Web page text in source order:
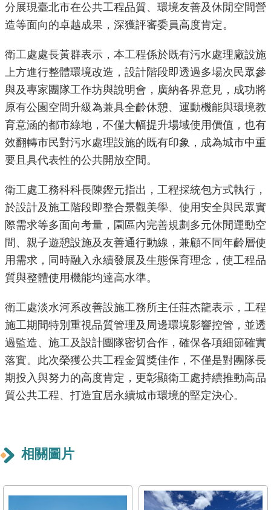
政
資
訊
公
開
重
點
業
廉
政
園
地
民
務
網
站
導
首
分展現臺北市在公共工程品質、環境友善及休閒空間營
造等面向的卓越成果，深獲評審委員高度肯定。
衛工處處長黃群表示，本工程係於既有污水處理廠設施
上方進行整體環境改造，設計階段即透過多場次民眾參
與及專家團隊工作坊與說明會，廣納各界意見，成功將
原有公園空間升級為兼具全齡休憩、運動機能與環境教
育意涵的都市綠地，不僅大幅提升場域使用價值，也有
效翻轉市民對污水處理設施的既有印象，成為城市中重
要且具代表性的公共開放空間。
衛工處工務科科長陳鏗元指出，工程採統包方式執行，
於設計及施工階段即整合景觀美學、使用安全與民眾實
際需求等多面向考量，園區內完善規劃多元休閒運動空
間、親子遊憩設施及友善通行動線，兼顧不同年齡層使
用需求，同時融入永續發展及生態保育理念，使工程品
質與整體使用機能均達高水準。
衛工處淡水河系改善設施工務所主任莊杰龍表示，工程
施工期間特別重視品質管理及周邊環境影響控管，並透
過監造、施工及設計團隊密切合作，確保各項細節確實
落實。此次榮獲公共工程金質獎佳作，不僅是對團隊長
期投入與努力的高度肯定，更彰顯衛工處持續推動高品
質公共工程、打造宜居永續城市環境的堅定決心。
相關圖片